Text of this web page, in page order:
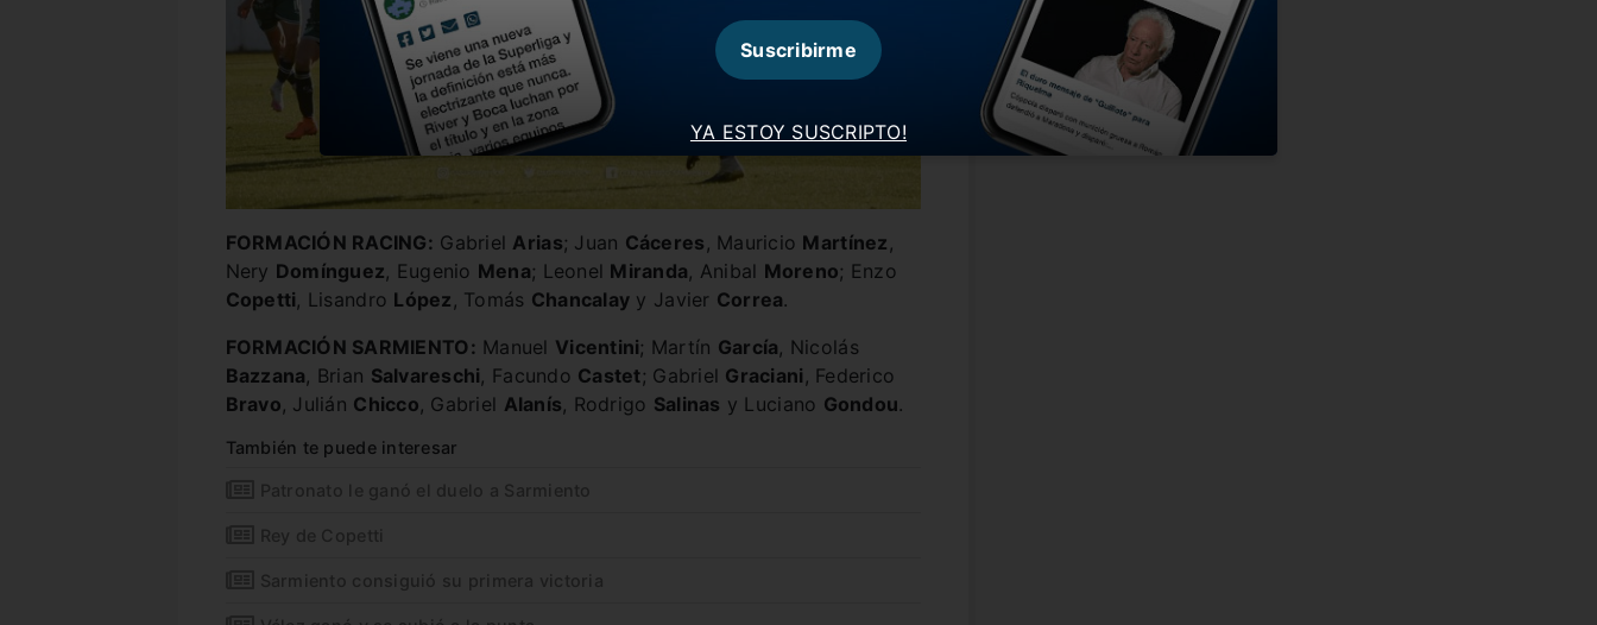
FORMACIÓN RACING: Gabriel Arias; Juan Cáceres , Mauricio Martínez ,
Nery Domínguez, Eugenio Mena; Leonel Miranda, Anibal Moreno; Enzo
Copetti, Lisandro López , Tomás Chancalay y Javier Correa.
FORMACIÓN SARMIENTO: Manuel Vicentini; Martín García, Nicolás
Bazzana, Brian Salvareschi, Facundo Castet; Gabriel Graciani , Federico
Bravo, Julián Chicco, Gabriel Alanís, Rodrigo Salinas y Luciano Gondou.
También te puede interesar
Patronato le ganó el duelo a Sarmiento
Rey de Copetti
Sarmiento consiguió su primera victoria
YA ESTOY SUSCRIPTO!
Suscribirme